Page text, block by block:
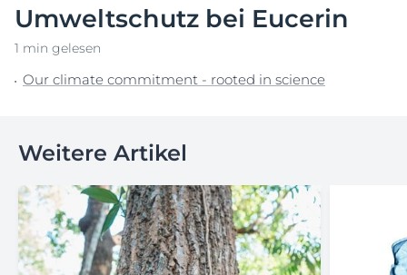
Umweltschutz bei Eucerin
1 min gelesen
Our climate commitment - rooted in science
Weitere Artikel